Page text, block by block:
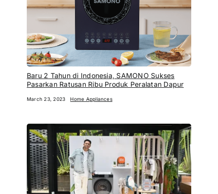
Baru 2 Tahun di Indonesia, SAMONO Sukses
Pasarkan Ratusan Ribu Produk Peralatan Dapur
March 23, 2023 Home Appliances